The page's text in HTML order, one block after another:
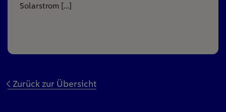
Solarstrom […]
Zurück zur Übersicht